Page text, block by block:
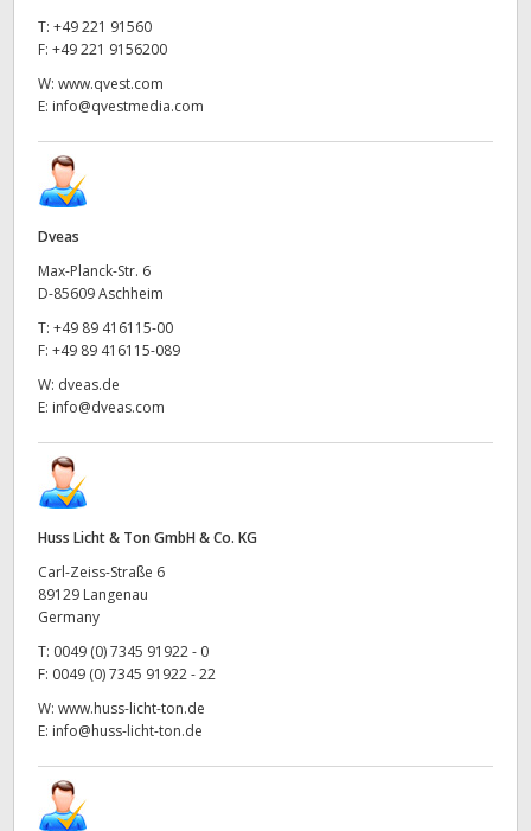
T: +49 221 91560
F: +49 221 9156200
W: www.qvest.com
E: info@qvestmedia.com
Dveas
Max-Planck-Str. 6
D-85609 Aschheim
T: +49 89 416115-00
F: +49 89 416115-089
W: dveas.de
E: info@dveas.com
Huss Licht & Ton GmbH & Co. KG
Carl-Zeiss-Straße 6
89129 Langenau
Germany
T: 0049 (0) 7345 91922 - 0
F: 0049 (0) 7345 91922 - 22
W: www.huss-licht-ton.de
E: info@huss-licht-ton.de